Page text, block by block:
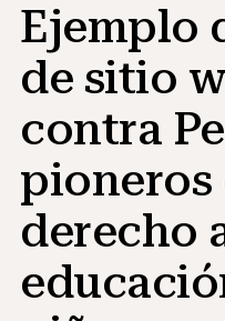
Herramientas
Cursos
institutos
Enseñanza de
Asesoramiento a
Noticias y
Ejemplo
de sitio
contra
pioneros
derecho